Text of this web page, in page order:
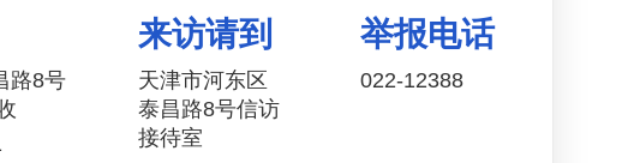
路8号
来访请到
天津市河东区
泰昌路8号信访
接待室
举报电话
022-12388